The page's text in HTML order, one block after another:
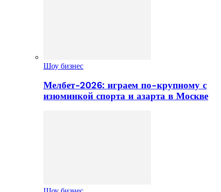
Шоу бизнес
Мелбет-2026: играем по-крупному с
изюминкой спорта и азарта в Москве